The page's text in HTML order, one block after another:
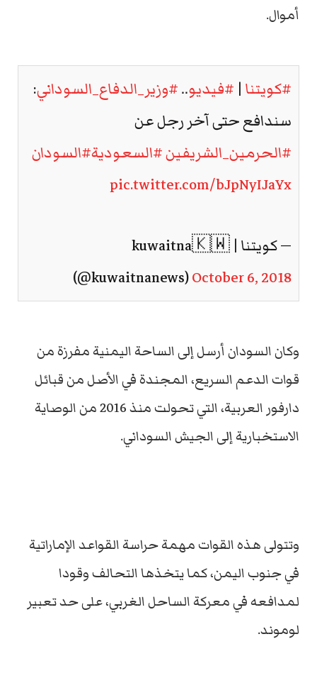
أموال.
#كويتنا | #فيديو..#وزير_الدفاع_السوداني:
سندافع حتى آخر رجل عن
#الحرمين_الشريفين#السعودية#السودان
pic.twitter.com/bJpNyIJaYx
— كويتنا | kuwaitna🇰🇼
(@kuwaitnanews)October 6, 2018
وكان السودان أرسل إلى الساحة اليمنية مفرزة من
قوات الدعم السريع، المجندة في الأصل من قبائل
دارفور العربية، التي تحولت منذ 2016 من الوصاية
الاستخبارية إلى الجيش السوداني.
وتتولى هذه القوات مهمة حراسة القواعد الإماراتية
في جنوب اليمن، كما يتخذها التحالف وقودا
لمدافعه في معركة الساحل الغربي، على حد تعبير
لوموند.